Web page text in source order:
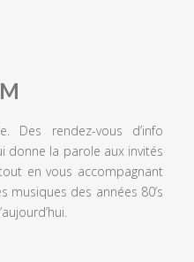
Des rendez-vous d’info
donne la parole aux invités
en vous accompagnant
des années 80’s